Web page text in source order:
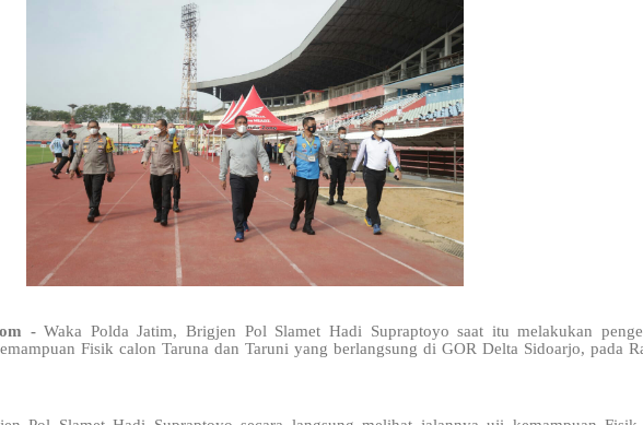
-Waka Polda Jatim, Brigjen Pol Slamet Hadi Supraptoyo saat itu melakukan
Fisik calon Taruna dan Taruni yang berlangsung di GOR Delta Sidoarjo, pada